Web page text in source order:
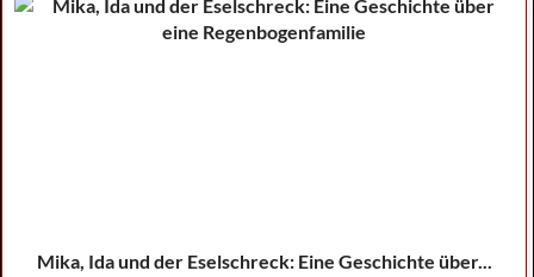
Mika, Ida und der Eselschreck: Eine Geschichte über...